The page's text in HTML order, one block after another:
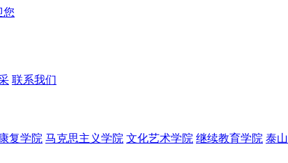
联系我们
康复学院 马克思主义学院 文化艺术学院 继续教育学院 泰